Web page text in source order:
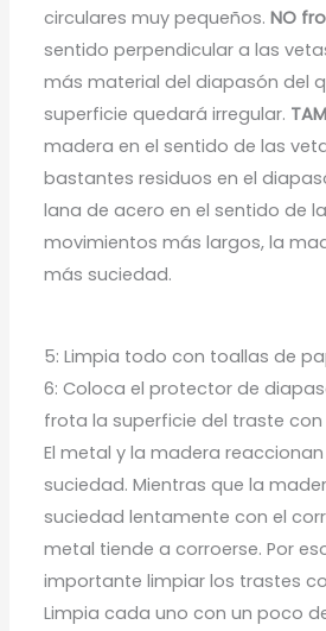
circulares muy pequeños.NO
sentido perpendicular a las
más material del diapasón del
superficie quedará irregular.
madera en el sentido de las
bastantes residuos en el
lana de acero en el sentido de
movimientos más largos, la
más suciedad.
5: Limpia todo con toallas de
6: Coloca el protector de
frota la superficie del traste
El metal y la madera
suciedad. Mientras que la
suciedad lentamente con el
metal tiende a corroerse. Por
importante limpiar los trastes
Limpia cada uno con un poco